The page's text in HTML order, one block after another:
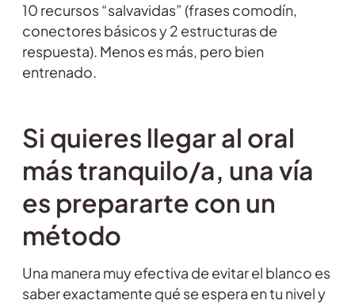
10 recursos “salvavidas” (frases comodín,
conectores básicos y 2 estructuras de
respuesta). Menos es más, pero bien
entrenado.
Si quieres llegar al oral
más tranquilo/a, una vía
es prepararte con un
método
Una manera muy efectiva de evitar el blanco es
saber exactamente qué se espera en tu nivel y